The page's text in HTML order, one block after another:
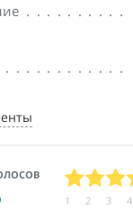
1 2 3 4